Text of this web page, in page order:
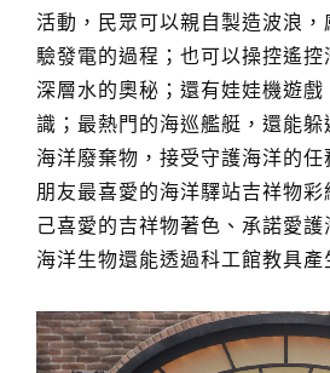
活動，民眾可以親自製造波浪
驗發電的過程；也可以操控遙
深層水的奧秘；還有娃娃機遊戲
識；最熱門的海巡艦艇，還能躲
海洋廢棄物，接受守護海洋的
朋友最喜愛的海洋驛站吉祥物彩
己喜愛的吉祥物著色、承諾愛
海洋生物還能透過科工館教具產